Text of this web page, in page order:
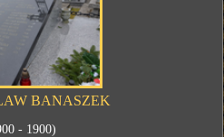
BANASZEK
- 1900)